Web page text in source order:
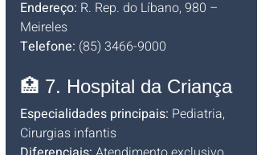
Endereço: R. Rep. do Líbano, 980 –
Meireles
Telefone: (85) 3466-9000
🏥 7. Hospital da Criança
Especialidades principais: Pediatria,
Cirurgias infantis